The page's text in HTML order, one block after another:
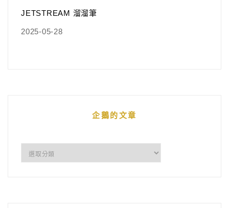
JETSTREAM 溜溜筆
2025-05-28
企鵝的文章